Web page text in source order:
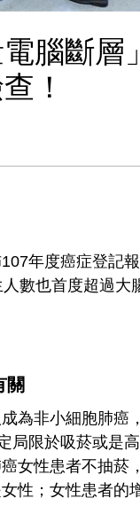
腦斷層
！
年度癌症登記
數也首度超過大
關
為非小細胞肺癌
局限於吸菸或是
女性患者不抽菸
性；女性患者的